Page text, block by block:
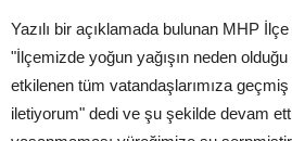
Yazılı bir açıklamada bulunan MHP
"İlçemizde yoğun yağışın neden
etkilenen tüm vatandaşlarımıza
iletiyorum" dedi ve şu şekilde devam